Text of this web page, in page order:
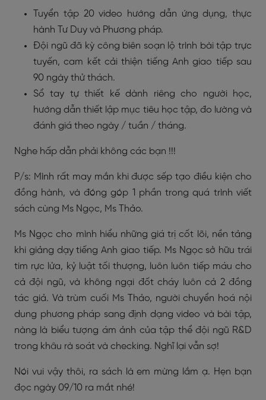
Tuyển tập 20 video hướng dẫn ứng dụng, thực
hành Tư Duy và Phương pháp.
Đội ngũ đã kỳ công biên soạn lộ trình bài tập trực
tuyến, cam kết cải thiện tiếng Anh giao tiếp sau
90 ngày thử thách.
Sổ tay tự thiết kế dành riêng cho người học,
hướng dẫn thiết lập mục tiêu học tập, đo lường và
đánh giá theo ngày / tuần / tháng.
Nghe hấp dẫn phải không các bạn !!!
P/s: Mình rất may mắn khi được sếp tạo điều kiện cho
đồng hành, và đóng góp 1 phần trong quá trình viết
sách cùng Ms Ngọc, Ms Thảo.
Ms Ngọc cho mình hiểu những giá trị cốt lõi, nền tảng
khi giảng dạy tiếng Anh giao tiếp. Ms Ngọc sở hữu trái
tim rực lửa, kỷ luật tối thượng, luôn luôn tiếp máu cho
cả đội ngũ, và không ngại đốt cháy luôn cả 2 đồng
tác giả. Và trùm cuối Ms Thảo, người chuyển hoá nội
dung phương pháp sang định dạng video và bài tập,
nàng là biểu tượng ám ảnh của tập thể đội ngũ R&D
trong khâu rà soát và checking. Nghĩ lại vẫn sợ!
Nói vui vậy thôi, ra sách là em mừng lắm ạ. Hẹn bạn
đọc ngày 09/10 ra mắt nhé!